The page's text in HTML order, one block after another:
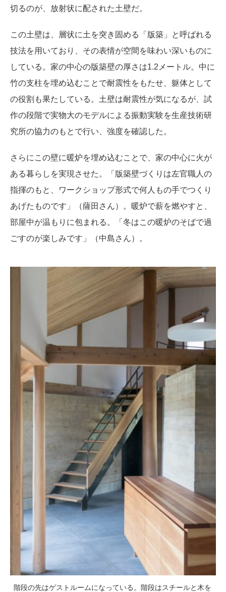
切るのが、放射状に配された土壁だ。
この土壁は、層状に土を突き固める「版築」と呼ばれる
技法を用いており、その表情が空間を味わい深いものに
している。家の中心の版築壁の厚さは1.2メートル。中に
竹の支柱を埋め込むことで耐震性をもたせ、躯体として
の役割も果たしている。土壁は耐震性が気になるが、試
作の段階で実物大のモデルによる振動実験を生産技術研
究所の協力のもとで行い、強度を確認した。
さらにこの壁に暖炉を埋め込むことで、家の中心に火が
ある暮らしを実現させた。「版築壁づくりは左官職人の
指揮のもと、ワークショップ形式で何人もの手でつくり
あげたものです」（薩田さん）。暖炉で薪を燃やすと、
部屋中が温もりに包まれる。「冬はこの暖炉のそばで過
ごすのが楽しみです」（中島さん）。
階段の先はゲストルームになっている。階段はスチールと木を